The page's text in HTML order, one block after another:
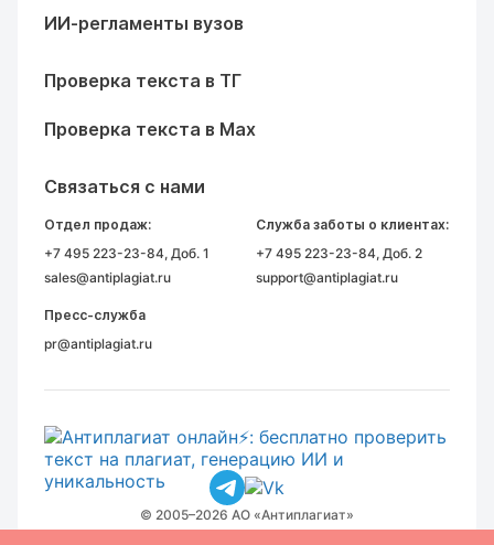
ИИ-регламенты вузов
Проверка текста в ТГ
Проверка текста в Max
Связаться с нами
Отдел продаж:
+7 495 223-23-84, Доб. 1
sales@antiplagiat.ru
Служба заботы о клиентах:
+7 495 223-23-84, Доб. 2
support@antiplagiat.ru
Пресс-служба
pr@antiplagiat.ru
© 2005–2026 АО «Антиплагиат»